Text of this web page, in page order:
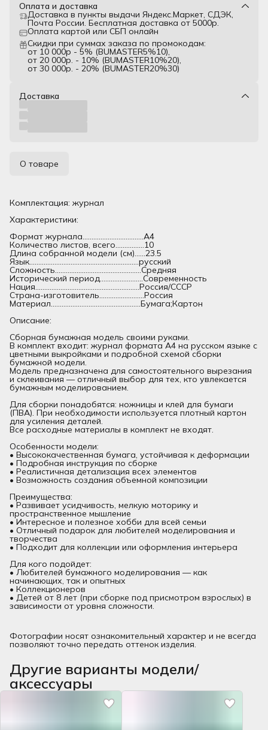
Оплата и доставка
Доставка в пункты выдачи Яндекс.Маркет, СДЭК,
Почта России. Бесплатная доставка от 5000р.
Оплата картой или СБП онлайн
Скидки при суммах заказа по промокодам:
от 10 000р - 5% (BUMASTER5%10),
от 20 000р. - 10% (BUMASTER10%20),
от 30 000р. - 20% (BUMASTER20%30)
Доставка
О товаре
Комплектация: журнал
Характеристики:
Формат журнала..................................А4
Количество листов, всего................10
Длина собранной модели (см)......23.5
Язык.............................................................русский
Сложность................................................Средняя
Исторический период........................Современность
Нация..........................................................Россия/СССР
Страна-изготовитель.........................Россия
Материал..................................................Бумага;Картон
Описание:
Сборная бумажная модель своими руками.
В комплект входит: журнал формата А4 на русском языке с
цветными выкройками и подробной схемой сборки
бумажной модели.
Модель предназначена для самостоятельного вырезания
и склеивания — отличный выбор для тех, кто увлекается
бумажным моделированием.
Для сборки понадобятся: ножницы и клей для бумаги
(ПВА). При необходимости используется плотный картон
для усиления деталей.
Все расходные материалы в комплект не входят.
Особенности модели:
• Высококачественная бумага, устойчивая к деформации
• Подробная инструкция по сборке
• Реалистичная детализация всех элементов
• Возможность создания объемной композиции
Преимущества:
• Развивает усидчивость, мелкую моторику и
пространственное мышление
• Интересное и полезное хобби для всей семьи
• Отличный подарок для любителей моделирования и
творчества
• Подходит для коллекции или оформления интерьера
Для кого подойдет:
• Любителей бумажного моделирования — как
начинающих, так и опытных
• Коллекционеров
• Детей от 8 лет (при сборке под присмотром взрослых) в
зависимости от уровня сложности.
Фотографии носят ознакомительный характер и не всегда
позволяют точно передать оттенок изделия.
Другие варианты модели/
аксессуары